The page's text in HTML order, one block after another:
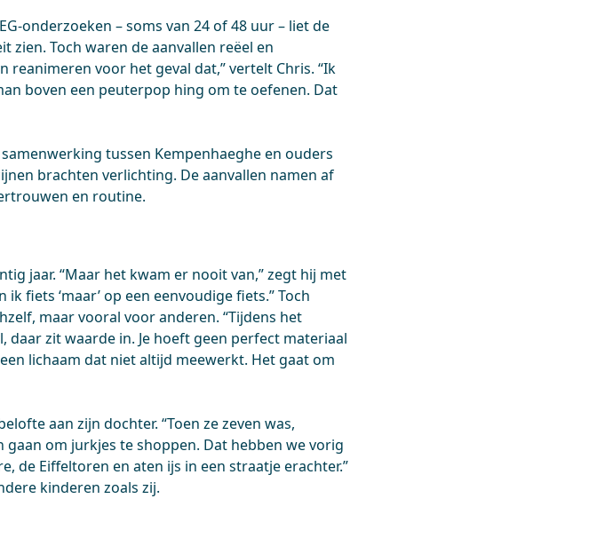
onderzoeken – soms van 24 of 48 uur – liet de
Toch waren de aanvallen reëel en
voor het geval dat,” vertelt Chris. “Ik
boven een peuterpop hing om te oefenen. Dat
tussen Kempenhaeghe en ouders
brachten verlichting. De aanvallen namen af
en routine.
jaar. “Maar het kwam er nooit van,” zegt hij met
fiets ‘maar’ op een eenvoudige fiets.” Toch
maar vooral voor anderen. “Tijdens het
zit waarde in. Je hoeft geen perfect materiaal
lichaam dat niet altijd meewerkt. Het gaat om
aan zijn dochter. “Toen ze zeven was,
om jurkjes te shoppen. Dat hebben we vorig
de Eiffeltoren en aten ijs in een straatje erachter.”
kinderen zoals zij.